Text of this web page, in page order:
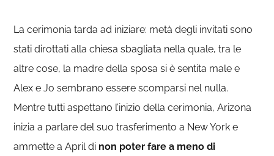
La cerimonia tarda ad iniziare: metà degli invitati sono
stati dirottati alla chiesa sbagliata nella quale, tra le
altre cose, la madre della sposa si è sentita male e
Alex e Jo sembrano essere scomparsi nel nulla.
Mentre tutti aspettano l’inizio della cerimonia, Arizona
inizia a parlare del suo trasferimento a New York e
ammette a April di non poter fare a meno di